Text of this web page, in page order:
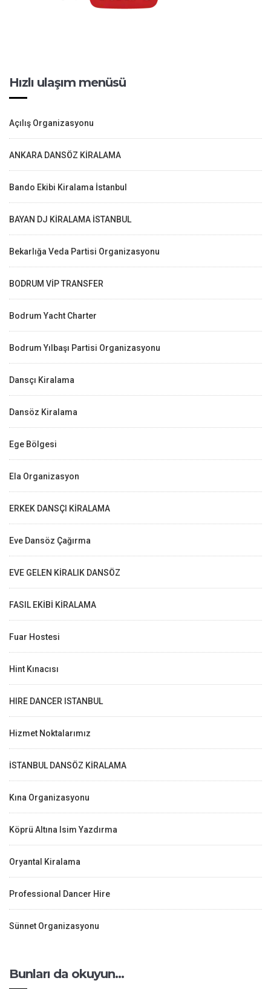
Hızlı ulaşım menüsü
Açılış Organizasyonu
ANKARA DANSÖZ KİRALAMA
Bando Ekibi Kiralama İstanbul
BAYAN DJ KİRALAMA İSTANBUL
Bekarlığa Veda Partisi Organizasyonu
BODRUM VİP TRANSFER
Bodrum Yacht Charter
Bodrum Yılbaşı Partisi Organizasyonu
Dansçı Kiralama
Dansöz Kiralama
Ege Bölgesi
Ela Organizasyon
ERKEK DANSÇI KİRALAMA
Eve Dansöz Çağırma
EVE GELEN KİRALIK DANSÖZ
FASIL EKİBİ KİRALAMA
Fuar Hostesi
Hint Kınacısı
HIRE DANCER ISTANBUL
Hizmet Noktalarımız
İSTANBUL DANSÖZ KİRALAMA
Kına Organizasyonu
Köprü Altına Isim Yazdırma
Oryantal Kiralama
Professional Dancer Hire
Sünnet Organizasyonu
Bunları da okuyun…